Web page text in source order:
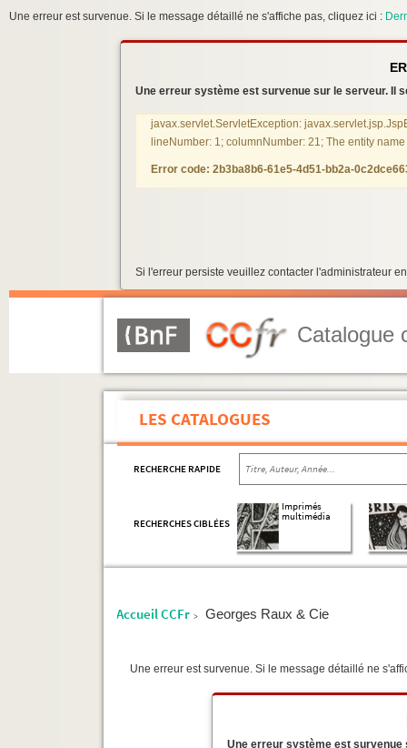
Une erreur est survenue. Si le message détaillé ne s'affiche pas, cliquez ici :
Une erreur système est survenue sur le serveur. Il
javax.servlet.ServletException:
lineNumber: 1; columnNumber: 21; The entity
Error code: 2b3ba8b6-61e5-4d51-bb2a-
Si l'erreur persiste veuillez contacter l'administrateur
Catalogue
LES CATALOGUES
RECHERCHE RAPIDE
RECHERCHES CIBLÉES
Imprimés
multimédia
Accueil CCFr > Georges Raux & Cie
Une erreur est survenue. Si le message détaillé ne
Une erreur système est survenue